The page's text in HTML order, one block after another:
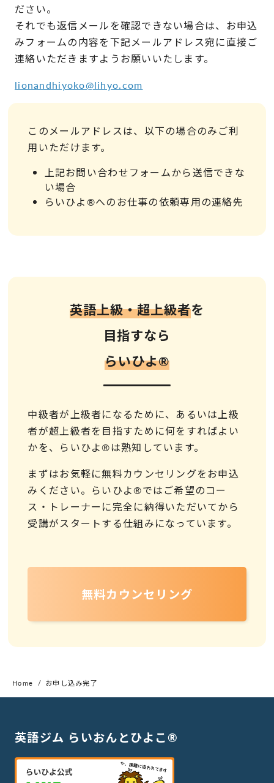
ださい。
それでも返信メールを確認できない場合は、お申込
みフォームの内容を下記メールアドレス宛に直接ご
連絡いただきますようお願いいたします。
lionandhiyoko@lihyo.com
このメールアドレスは、以下の場合のみご利
用いただけます。
上記お問い合わせフォームから送信できな
い場合
らいひよ®へのお仕事の依頼専用の連絡先
英語上級・超上級者を
目指すなら
らいひよ®︎
中級者が上級者になるために、あるいは上級
者が超上級者を目指すために何をすればよい
かを、らいひよ®は熟知しています。
まずはお気軽に無料カウンセリングをお申込
みください。らいひよ®ではご希望のコー
ス・トレーナーに完全に納得いただいてから
受講がスタートする仕組みになっています。
無料カウンセリング
Home お申し込み完了
英語ジム らいおんとひよこ®